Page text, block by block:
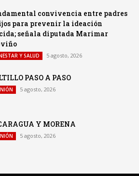
convivencia entre padres
para prevenir la ideación
señala diputada Marimar
Y SALUD 5 agosto, 2026
PASO A PASO
5 agosto, 2026
Y MORENA
5 agosto, 2026